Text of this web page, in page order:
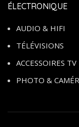
ÉLECTRONIQUE
AUDIO & HIFI
TÉLÉVISIONS
ACCESSOIRES TV
PHOTO &